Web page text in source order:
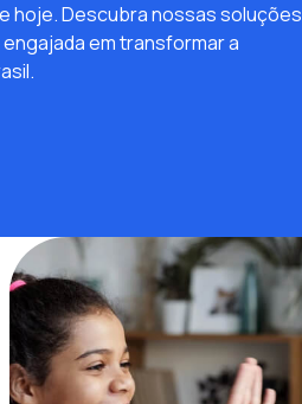
hoje. Descubra nossas soluções
em transformar a